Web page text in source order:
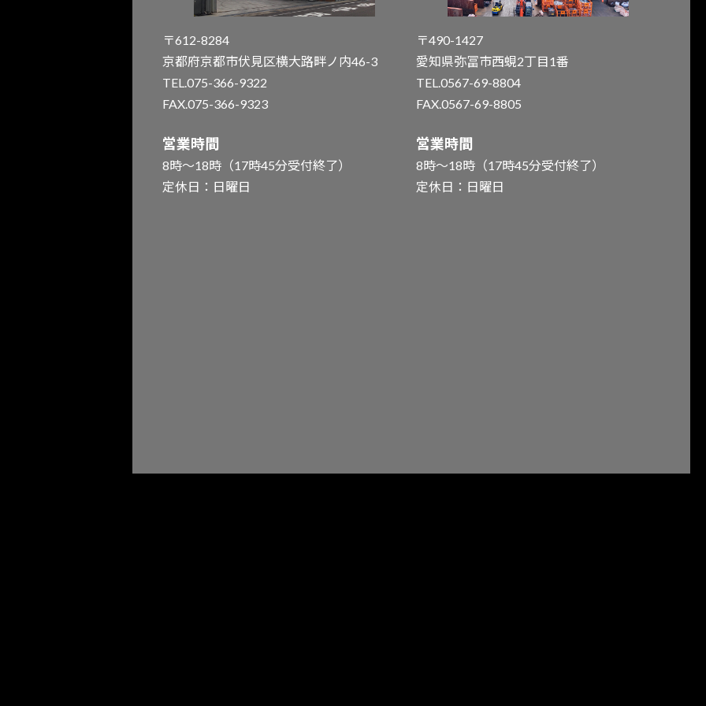
〒612-8284
京都府京都市伏見区横大路畔ノ内46-3
TEL.075-366-9322
FAX.075-366-9323
営業時間
8時～18時（17時45分受付終了）
定休日：日曜日
〒490-1427
愛知県弥冨市西蜆2丁目1番
TEL.0567-69-8804
FAX.0567-69-8805
営業時間
8時～18時（17時45分受付終了）
定休日：日曜日